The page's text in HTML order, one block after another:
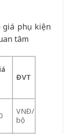
giá phụ kiện
tâm
ĐVT
VNĐ/
bộ